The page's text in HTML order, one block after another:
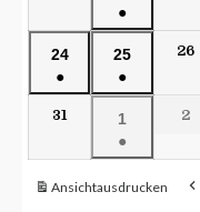
●
24
●
25
●
26
31
1
●
2
Ansichtausdrucken